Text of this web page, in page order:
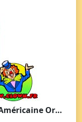
Spray Puant Liquid Ass - Farce Américaine Originale